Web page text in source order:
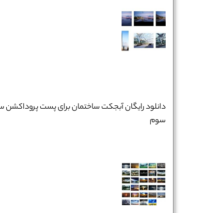
دانلود رایگان آبجکت ساختمان برای پست پروداکشن
سوم